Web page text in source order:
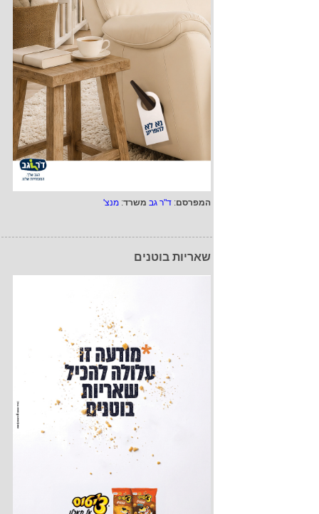
המפרסם: ד"ר גב משרד: מנצ'
שאריות בוטנים